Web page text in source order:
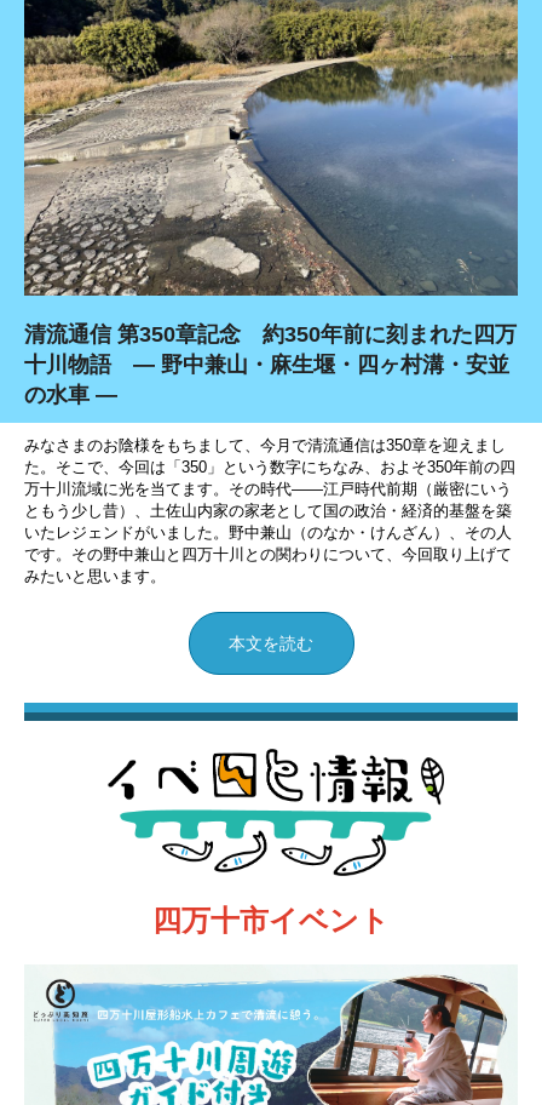
清流通信 第350章記念 約350年前に刻まれた四万
十川物語 ― 野中兼山・麻生堰・四ヶ村溝・安並
の水車 ―
みなさまのお陰様をもちまして、今月で清流通信は350章を迎えまし
た。そこで、今回は「350」という数字にちなみ、およそ350年前の四
万十川流域に光を当てます。その時代――江戸時代前期（厳密にいう
ともう少し昔）、土佐山内家の家老として国の政治・経済的基盤を築
いたレジェンドがいました。野中兼山（のなか・けんざん）、その人
です。その野中兼山と四万十川との関わりについて、今回取り上げて
みたいと思います。
本文を読む
四万十市イベント